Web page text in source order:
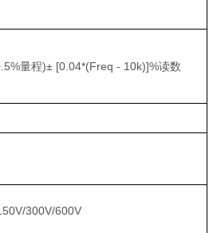
量程)± [0.04*(Freq - 10k)]%读数
300V/600V